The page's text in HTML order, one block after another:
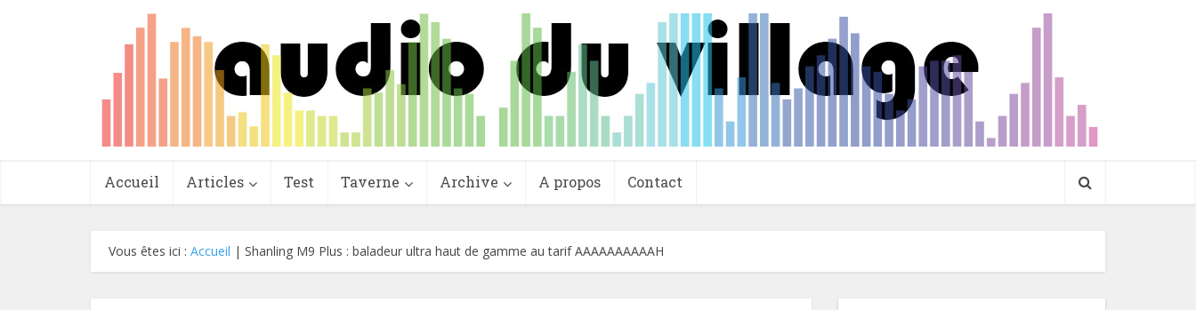
Accueil Articles Test Taverne Archive A propos Contact
Vous êtes ici : Accueil | Shanling M9 Plus : baladeur ultra haut de gamme au tarif AAAAAAAAAAH